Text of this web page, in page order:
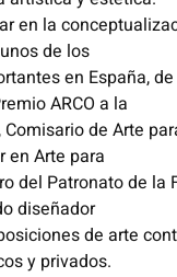
en la
de los
en España,
ARCO a la
de Arte
en Arte para
del Patronato de la
diseñador
de arte
y privados.